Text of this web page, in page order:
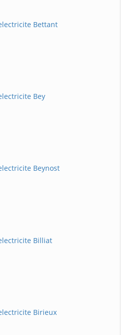
Bettant
Bey
Beynost
Billiat
Birieux